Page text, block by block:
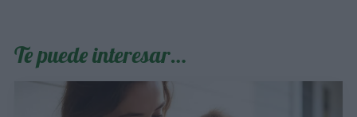
Te puede interesar…